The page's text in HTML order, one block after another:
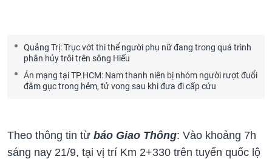
Quảng Trị: Trục vớt thi thể người phụ nữ đang trong quá trình
phân hủy trôi trên sông Hiếu
Án mạng tại TP.HCM: Nam thanh niên bị nhóm người rượt đuổi
đâm gục trong hẻm, tử vong sau khi đưa đi cấp cứu
Theo thông tin từ báo Giao Thông: Vào khoảng 7h
sáng nay 21/9, tại vị trí Km 2+330 trên tuyến quốc lộ